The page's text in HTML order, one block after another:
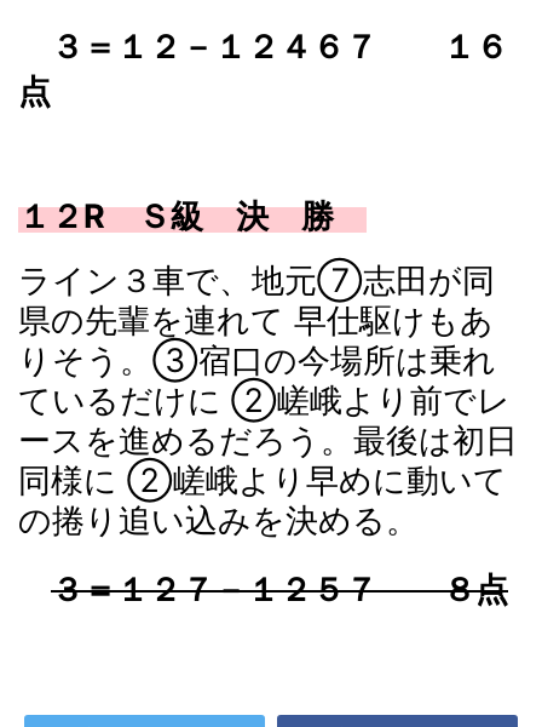
３＝１２－１２４６７ １６
点
１２R Ｓ級 決 勝
ライン３車で、地元⑦志田が同
県の先輩を連れて 早仕駆けもあ
りそう。③宿口の今場所は乗れ
ているだけに ②嵯峨より前でレ
ースを進めるだろう。最後は初日
同様に ②嵯峨より早めに動いて
の捲り追い込みを決める。
３＝１２７－１２５７ ８点